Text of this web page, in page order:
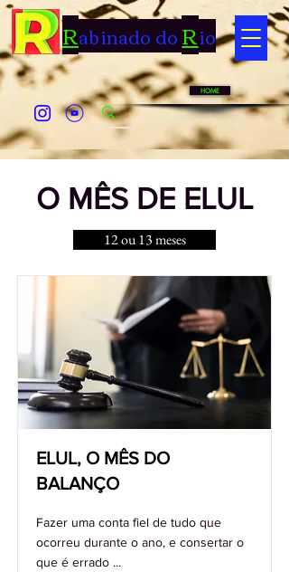
Rabinado doRio
HOME
O MÊS DE ELUL
12 ou 13 meses
ELUL, O MÊS DO
BALANÇO
Fazer uma conta fiel de tudo que
ocorreu durante o ano, e consertar o
que é errado ...